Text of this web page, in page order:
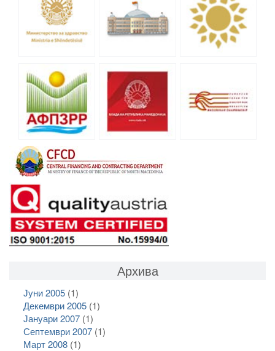
Архива
Јуни 2005(1)
Декември 2005(1)
Јануари 2007(1)
Септември 2007(1)
Март 2008(1)